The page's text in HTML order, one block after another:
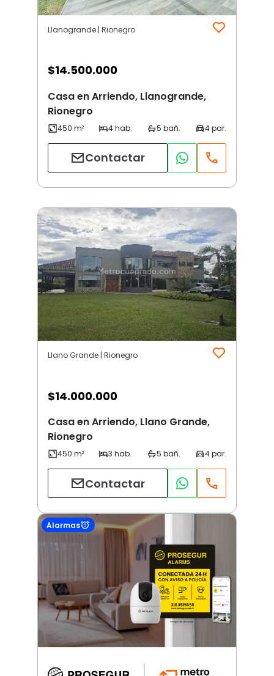
Llanogrande | Rionegro
$14.500.000
Casa en Arriendo, Llanogrande,
Rionegro
Contactar
Llano Grande | Rionegro
$14.000.000
Casa en Arriendo, Llano Grande,
Rionegro
Contactar
Alarmas